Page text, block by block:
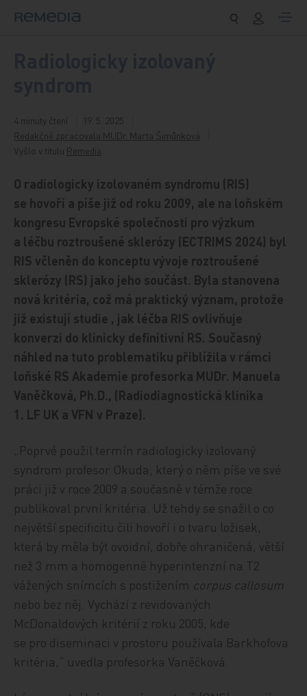
4 minuty čtení
19. 5. 2025
Redakčně zpracovala MUDr. Marta Šimůnková
Vyšlo v titulu Remedia
O radiologicky izolovaném syndromu (RIS)
se hovoří a píše již od roku 2009, ale na loňském
kongresu Evropské společnosti pro výzkum
a léčbu roztroušené sklerózy (ECTRIMS 2024) byl
RIS včleněn do konceptu vývoje roztroušené
sklerózy (RS) jako jeho součást. Byla stanovena
nová kritéria, což má praktický význam, protože
již existují studie , jak léčba RIS ovlivňuje
konverzi do klinicky definitivní RS. Současný
náhled na tuto problematiku přiblížila v rámci
loňské RS Akademie profesorka MUDr. Manuela
Vaněčková, Ph.D., (Radiodiagnostická klinika
1. LF UK a VFN v Praze).
„Poprvé použil termín radiologicky izolovaný
syndrom profesor Okuda, který o něm píše ve své
práci již v roce 2009 a současně v témže roce
publikoval první kritéria. Už tehdy se snažil o co
největší specificitu čili hovoří i o tvaru ložisek,
která by měla být ovoidní, dobře ohraničená, větší
než 3 mm a homogenně hyperintenzní na T2
vážených snímcích s postižením corpus callosum
nebo bez něj. Vychází z revidovaných
McDonaldových kritérií z roku 2005, kde
se pro diseminaci v prostoru používala Barkhofova
kritéria,“ uvedla profesorka Vaněčková.